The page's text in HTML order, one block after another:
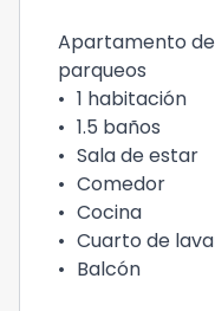
Apartamento de
parqueos
• 1 habitación
• 1.5 baños
• Sala de estar
• Comedor
• Cocina
• Cuarto de
• Balcón